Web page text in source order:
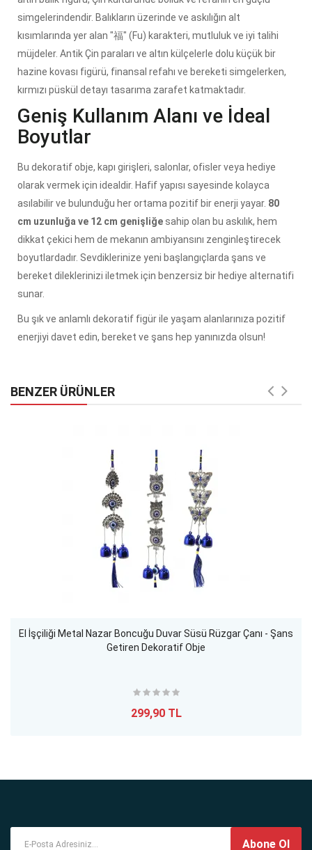
simgelerindendir. Balıkların üzerinde ve askılığın alt
kısımlarında yer alan "福" (Fu) karakteri, mutluluk ve iyi talihi
müjdeler. Antik Çin paraları ve altın külçelerle dolu küçük bir
hazine kovası figürü, finansal refahı ve bereketi simgelerken,
kırmızı püskül detayı tasarıma zarafet katmaktadır.
Geniş Kullanım Alanı ve İdeal
Boyutlar
Bu dekoratif obje, kapı girişleri, salonlar, ofisler veya hediye
olarak vermek için idealdir. Hafif yapısı sayesinde kolayca
asılabilir ve bulunduğu her ortama pozitif bir enerji yayar. 80
cm uzunluğa ve 12 cm genişliğe sahip olan bu askılık, hem
dikkat çekici hem de mekanın ambiyansını zenginleştirecek
boyutlardadır. Sevdiklerinize yeni başlangıçlarda şans ve
bereket dileklerinizi iletmek için benzersiz bir hediye alternatifi
sunar.
Bu şık ve anlamlı dekoratif figür ile yaşam alanlarınıza pozitif
enerjiyi davet edin, bereket ve şans hep yanınızda olsun!
BENZER ÜRÜNLER
El İşçiliği Metal Nazar Boncuğu Duvar Süsü Rüzgar Çanı - Şans
Getiren Dekoratif Obje
299,90 TL
Abone Ol